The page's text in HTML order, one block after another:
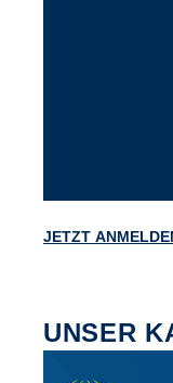
JETZT
UNSER